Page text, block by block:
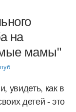
на
мамы"
увидеть, как в
детей - это